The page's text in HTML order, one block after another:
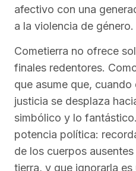
afectivo con una
a la violencia de género.
Cometierra no ofrece
finales redentores.
que asume que, cuando
justicia se desplaza
simbólico y lo
potencia política:
de los cuerpos
tierra, y que ignorarla